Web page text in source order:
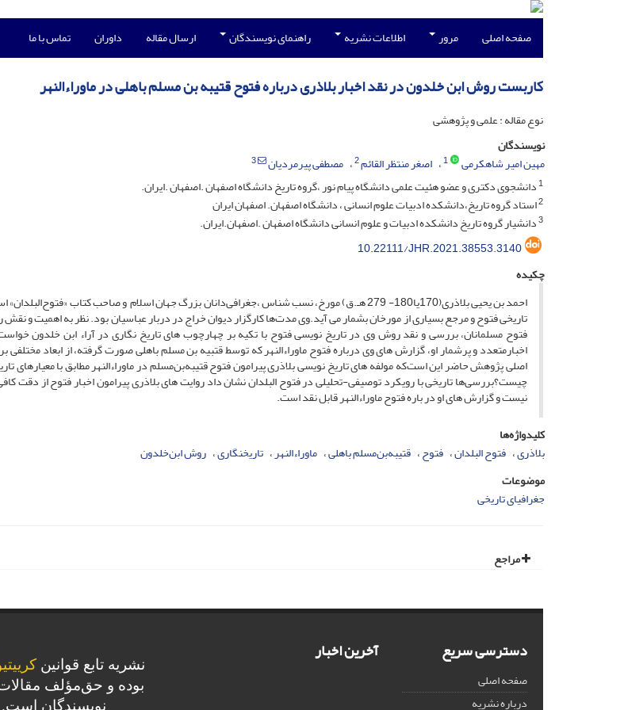
صفحه اصلی مرور اطلاعات نشریه راهنمای نویسندگان ارسال مقاله داوران تماس با ما
کاربست روش ابن خلدون در نقد اخبار بلاذری درباره فتوح قتیبه بن مسلم باهلی در ماوراءالنهر
نوع مقاله : علمی و پژوهشی
نویسندگان
مهین امیر شاهکرمی
1 اصغر منتظر القائم2 مصطفی پیرمردیان
3
1دانشجوی دکتری و عضو هئیت علمی دانشگاه پیام نور ،گروه تاریخ دانشگاه اصفهان .اصفهان .ایران.
2استاد گروه تاریخ،دانشکده ادبیات علوم انسانی ، دانشگاه اصفهان. اصفهان ایران
3دانشیار گروه تاریخ دانشکده ادبیات و علوم انسانی دانشگاه اصفهان .اصفهان.ایران.
10.22111/JHR.2021.38553.3140
چکیده
احمد بن یحیی بلاذری(170یا180- 279 هـ.ق) مورخ، نسب شناس ،جغرافی‌دانان بزرگ جهان اسلام و صاحب کتاب
تاریخی فتوح و مرجع بسیاری از مورخان بشمار می آید.وی مدت‌ها کارگزار دیوان خراج در دربار عباسیان بود. نظر به اهمیت و نقش
فتوح مسلمانان، بررسی و نقد روش وی در تاریخ نویسی فتوح با تکیه بر چهارچوب های تاریخ نگاری در آراء ابن خلدون
اخبارمتعدد و پرشمار او، گزارش های وی درباره فتوح ماوراءالنهر که توسط قتبیه بن مسلم باهلی صورت گرفته، از ابعاد
اصلی پژوهش حاضر این است‌که مولفه های تاریخ نویسی بلاذری پیرامون فتوح قتیبه‌بن‌مسلم در ماوراءالنهر مطابق با معیارهای
چیست؟بررسی‌ها تاریخی با رویکرد توصیفی-تحلیلی در فتوح البلدان نشان داد روایت های بلاذری پیرامون اخبار فتوح از دقت
نیست و گزارش های او در باره فتوح ماوراءالنهر قابل نقد است.
کلیدواژه‌ها
بلاذری فتوح البلدان فتوح قتیبه‌بن‌مسلم باهلی ماوراءالنهر تاریخنگاری روش ابن‌خلدون
موضوعات
جغرافیای تاریخی
مراجع
دسترسی سریع
صفحه اصلی
درباره نشریه
آخرین اخبار نشریه تابع قوانین
بوده و حق‌مؤلف
نویسندگان است.